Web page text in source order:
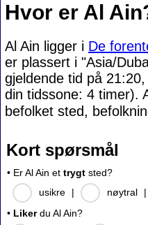
Hvor er Al
Al Ain ligger i De
er plassert i "Asia/
gjeldende tid på
din tidssone: 4 timer).
befolket sted,
Kort spørsmål
• Er Al Ain et trygt sted?
usikre
| nøytral |
• Likerdu Al Ain?